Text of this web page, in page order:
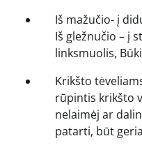
Iš mažučio- į
Iš gležnučio – į
linksmuolis,
Krikšto
rūpintis krikšto
nelaimėj ar
patarti, būt